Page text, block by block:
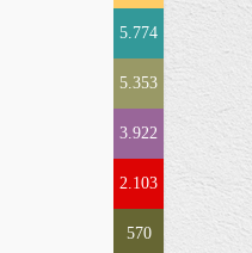
5.774
5.353
3.922
2.103
570